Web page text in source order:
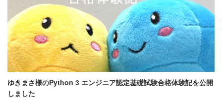
ゆきまさ様のPython 3 エンジニア認定基礎試験合格体験記を公開
しました